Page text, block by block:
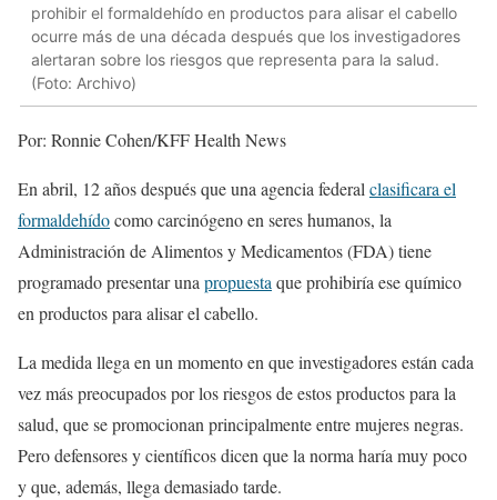
prohibir el formaldehído en productos para alisar el cabello
ocurre más de una década después que los investigadores
alertaran sobre los riesgos que representa para la salud.
(Foto: Archivo)
Por: Ronnie Cohen/KFF Health News
En abril, 12 años después que una agencia federalclasificara el
formaldehídocomo carcinógeno en seres humanos, la
Administración de Alimentos y Medicamentos (FDA) tiene
programado presentar unapropuestaque prohibiría ese químico
en productos para alisar el cabello.
La medida llega en un momento en que investigadores están cada
vez más preocupados por los riesgos de estos productos para la
salud, que se promocionan principalmente entre mujeres negras.
Pero defensores y científicos dicen que la norma haría muy poco
y que, además, llega demasiado tarde.